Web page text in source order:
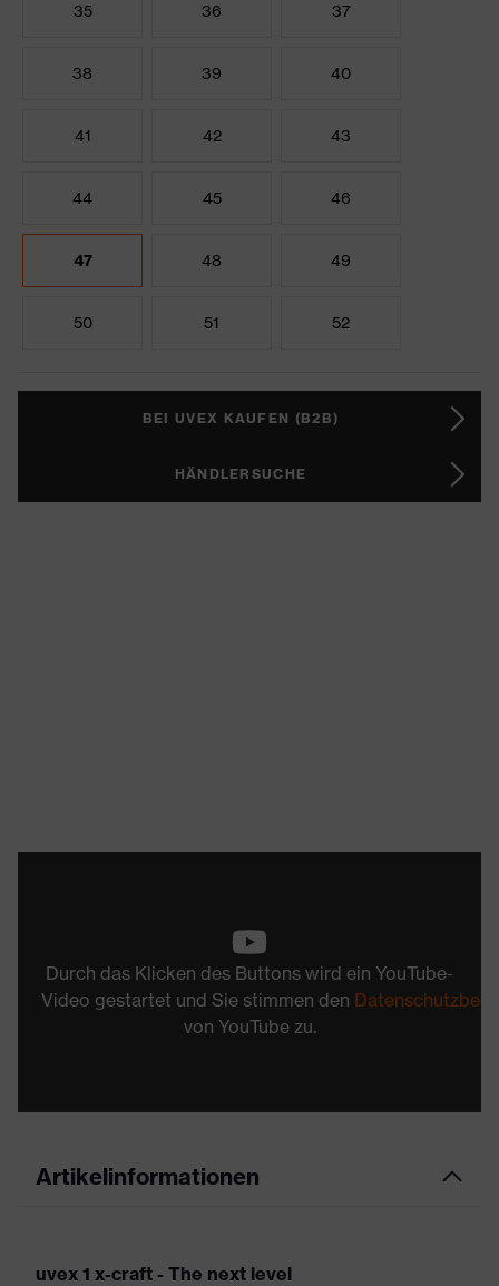
35 36 37
38 39 40
41 42 43
44 45 46
47 48 49
50 51 52
BEI UVEX KAUFEN (B2B)
HÄNDLERSUCHE
Durch das Klicken des Buttons wird ein YouTube-
Video gestartet und Sie stimmen den
von YouTube zu.
Artikelinformationen
uvex 1 x-craft - The next level